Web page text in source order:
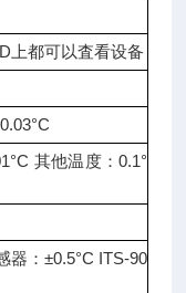
上都可以査看设备
°C 其他温度：0.1°
器：±0.5°C ITS-90